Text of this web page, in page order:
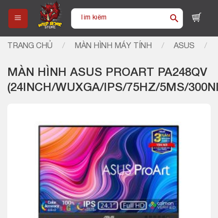
content
Tìm
TRANG CHỦ / MÀN HÌNH MÁY TÍNH / ASUS /
MÀN HÌNH ASUS PROART PA248QV
(24INCH/WUXGA/IPS/75HZ/5MS/